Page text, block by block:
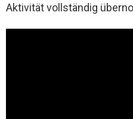
Aktivität vollständig